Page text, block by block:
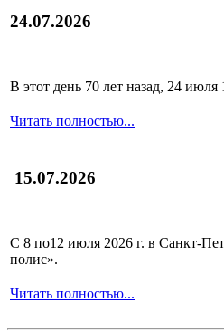
24.07.2026
В этот день 70 лет назад, 24
Читать полностью...
15.07.2026
С 8 по12 июля 2026 г. в Санкт-
полис».
Читать полностью...